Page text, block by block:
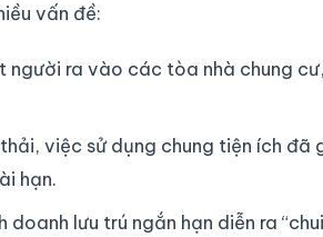
vấn đề:
người ra vào các tòa nhà chung
việc sử dụng chung tiện ích đã
hạn.
doanh lưu trú ngắn hạn diễn ra